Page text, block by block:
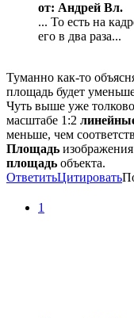
от: Андрей Вл.
... То есть на
его в два раза...
Туманно как-то
площадь будет
Чуть выше уже
масштабе 1:2
меньше, чем
Площадь
площадь объекта.
ОтветитьЦитировать
1